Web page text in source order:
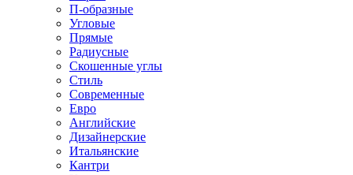
П-образные
Угловые
Прямые
Радиусные
Скошенные углы
Стиль
Современные
Евро
Английские
Дизайнерские
Итальянские
Кантри